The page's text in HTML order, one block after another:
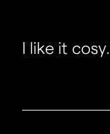
I like it cosy.